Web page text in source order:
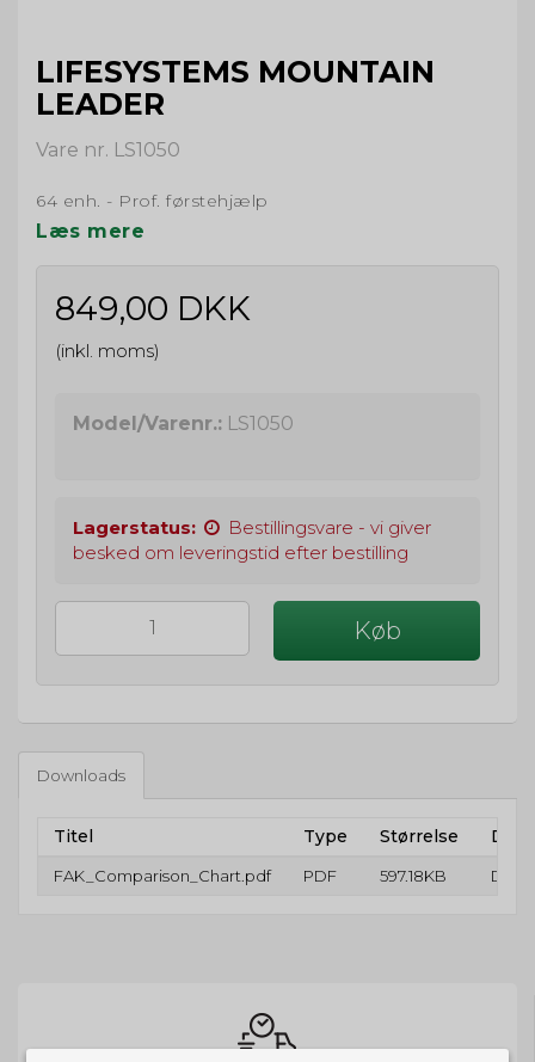
LIFESYSTEMS MOUNTAIN
LEADER
Vare nr. LS1050
64 enh. - Prof. førstehjælp
Læs mere
849,00 DKK
(inkl. moms)
Model/Varenr.: LS1050
Lagerstatus:
Bestillingsvare - vi giver
besked om leveringstid efter bestilling
Køb
Downloads
Titel Type Størrelse
FAK_Comparison_Chart.pdf PDF 597.18KB